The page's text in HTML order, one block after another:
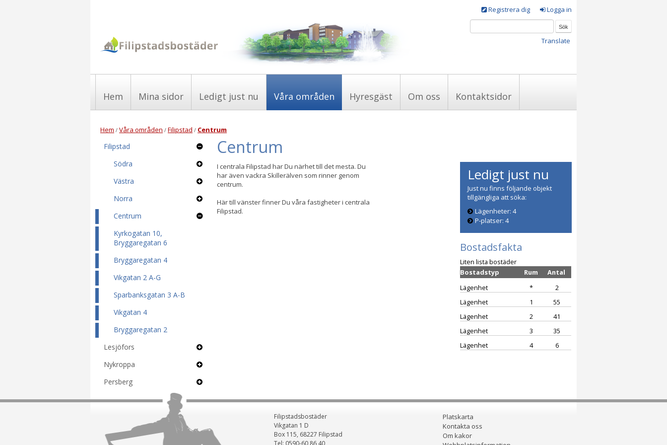
Logga in
Registrera dig
Translate
Hem Mina sidor Ledigt just nu Våra områden Hyresgäst Om oss Kontaktsidor
Hem / Våra områden / Filipstad / Centrum
Filipstad
Södra
Västra
Norra
Centrum
Kyrkogatan 10,
Bryggaregatan 6
Bryggaregatan 4
Vikgatan 2 A-G
Sparbanksgatan 3 A-B
Vikgatan 4
Bryggaregatan 2
Lesjöfors
Nykroppa
Persberg
Centrum
I centrala Filipstad har Du närhet till det mesta. Du
har även vackra Skillerälven som rinner genom
centrum.
Här till vänster finner Du våra fastigheter i centrala
Filipstad.
Ledigt just nu
Just nu finns följande objekt
tillgängliga att söka:
Lägenheter:4
P-platser:4
Bostadsfakta
Liten lista bostäder
Bostadstyp
Rum
Antal
Lägenhet
*
2
Lägenhet
1
55
Lägenhet
2
41
Lägenhet
3
35
Lägenhet
4 6
Filipstadsbostäder
Vikgatan 1 D
Box 115, 68227 Filipstad
Tel: 0590-60 86 40
Platskarta
Kontakta oss
Om kakor